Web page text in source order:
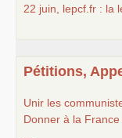
22 juin, lepcf.fr : la
Pétitions,
Unir les
Donner à la